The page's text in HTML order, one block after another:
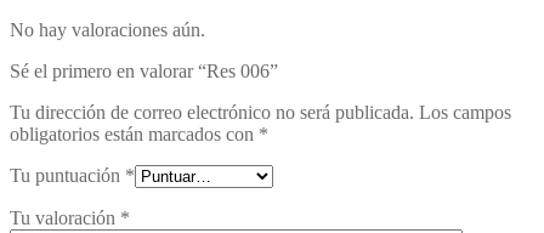
No hay valoraciones aún.
Sé el primero en valorar “Res 006”
Tu dirección de correo electrónico no será publicada. Los campos
obligatorios están marcados con *
Tu puntuación *
Tu valoración *